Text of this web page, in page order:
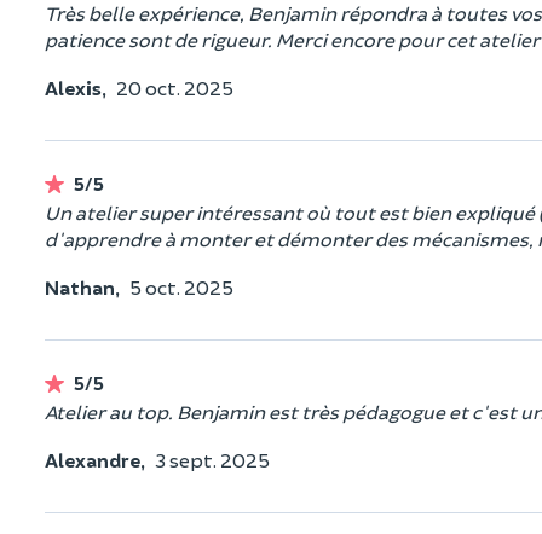
Très belle expérience, Benjamin répondra à toutes
patience sont de rigueur. Merci encore pour cet atelier
Alexis, 20 oct. 2025
5/5
Un atelier super intéressant où tout est bien
d'apprendre à monter et démonter des mécanismes,
Nathan, 5 oct. 2025
5/5
Atelier au top. Benjamin est très pédagogue et c'est
Alexandre, 3 sept. 2025